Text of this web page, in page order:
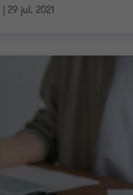
| 29 jul. 2021